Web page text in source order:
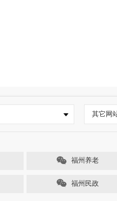
其它网
福州养老
福州民政